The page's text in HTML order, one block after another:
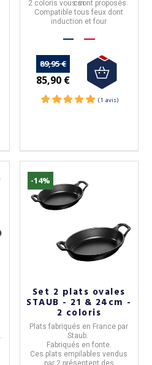
(1 avis)
cm
2 coloris vous sont proposés.
Compatible tous feux dont
induction et four
89,95 €
85,90 €
.
-14%
Set 2 plats ovales
STAUB - 21 & 24cm -
2 coloris
Plats fabriqués en France par
Staub.
Fabriqués en fonte.
Ces plats empilables vendus
par 2 présentent des